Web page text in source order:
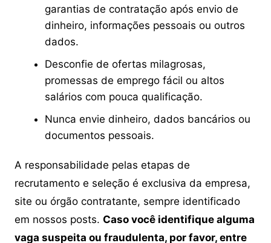
garantias de contratação após envio de
dinheiro, informações pessoais ou outros
dados.
Desconfie de ofertas milagrosas,
promessas de emprego fácil ou altos
salários com pouca qualificação.
Nunca envie dinheiro, dados bancários ou
documentos pessoais.
A responsabilidade pelas etapas de
recrutamento e seleção é exclusiva da empresa,
site ou órgão contratante, sempre identificado
em nossos posts. Caso você identifique alguma
vaga suspeita ou fraudulenta, por favor, entre